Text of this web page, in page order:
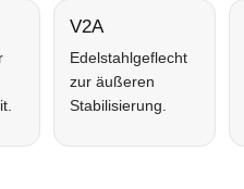
V2A
Edelstahlgeflecht
zur äußeren
Stabilisierung.